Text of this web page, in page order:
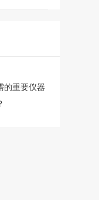
的重要仪器